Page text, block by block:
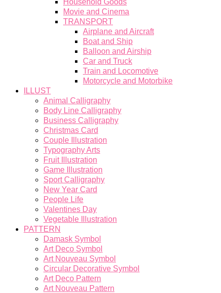
Household Goods
Movie and Cinema
TRANSPORT
Airplane and Aircraft
Boat and Ship
Balloon and Airship
Car and Truck
Train and Locomotive
Motorcycle and Motorbike
ILLUST
Animal Calligraphy
Body Line Calligraphy
Business Calligraphy
Christmas Card
Couple Illustration
Typography Arts
Fruit Illustration
Game Illustration
Sport Calligraphy
New Year Card
People Life
Valentines Day
Vegetable Illustration
PATTERN
Damask Symbol
Art Deco Symbol
Art Nouveau Symbol
Circular Decorative Symbol
Art Deco Pattern
Art Nouveau Pattern